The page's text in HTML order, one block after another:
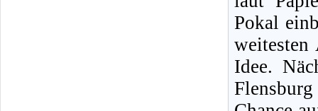
Pokal
Idee.